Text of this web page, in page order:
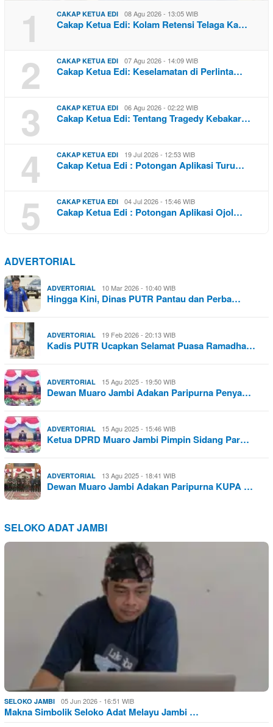
1 CAKAP KETUA EDI 08 Agu 2026 - 13:05 WIB
Cakap Ketua Edi: Kolam Retensi Telaga Ka…
2 CAKAP KETUA EDI 07 Agu 2026 - 14:09 WIB
Cakap Ketua Edi: Keselamatan di Perlinta…
3 CAKAP KETUA EDI 06 Agu 2026 - 02:22 WIB
Cakap Ketua Edi: Tentang Tragedy Kebakar…
4 CAKAP KETUA EDI 19 Jul 2026 - 12:53 WIB
Cakap Ketua Edi : Potongan Aplikasi Turu…
5 CAKAP KETUA EDI 04 Jul 2026 - 15:46 WIB
Cakap Ketua Edi : Potongan Aplikasi Ojol…
ADVERTORIAL
ADVERTORIAL 10 Mar 2026 - 10:40 WIB
Hingga Kini, Dinas PUTR Pantau dan Perba…
ADVERTORIAL 19 Feb 2026 - 20:13 WIB
Kadis PUTR Ucapkan Selamat Puasa Ramadha…
ADVERTORIAL 15 Agu 2025 - 19:50 WIB
Dewan Muaro Jambi Adakan Paripurna Penya…
ADVERTORIAL 15 Agu 2025 - 15:46 WIB
Ketua DPRD Muaro Jambi Pimpin Sidang Par…
ADVERTORIAL 13 Agu 2025 - 18:41 WIB
Dewan Muaro Jambi Adakan Paripurna KUPA …
SELOKO ADAT JAMBI
SELOKO JAMBI 05 Jun 2026 - 16:51 WIB
Makna Simbolik Seloko Adat Melayu Jambi …